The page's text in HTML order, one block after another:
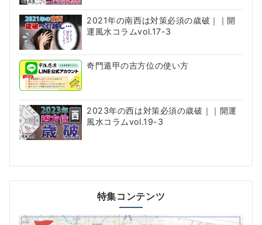
2021年の南西は対策必須の歳破｜｜開
運風水コラムvol.17-3
奇門遁甲の吉方位の使い方
2023年の西は対策必須の歳破｜｜開運
風水コラムvol.19-3
特集コンテンツ